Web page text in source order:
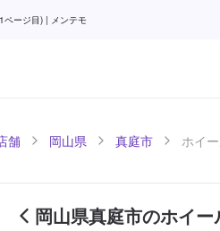
ページ目) | メンテモ
舗 岡山県 真庭市 ホイ
岡山県真庭市のホイ